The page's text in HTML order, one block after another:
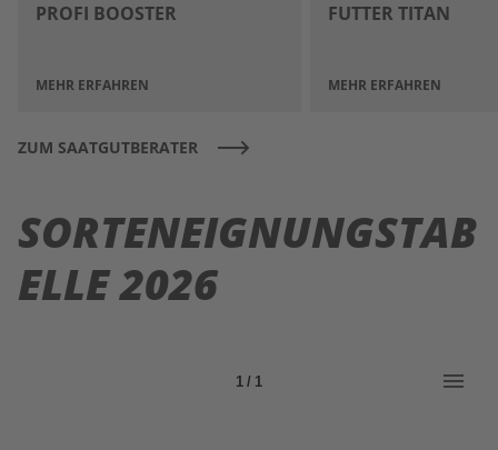
PROFI BOOSTER
MEHR ERFAHREN
FUTTER TITAN
MEHR ERFAHREN
ZUM SAATGUTBERATER
SORTENEIGNUNGSTAB
ELLE 2026